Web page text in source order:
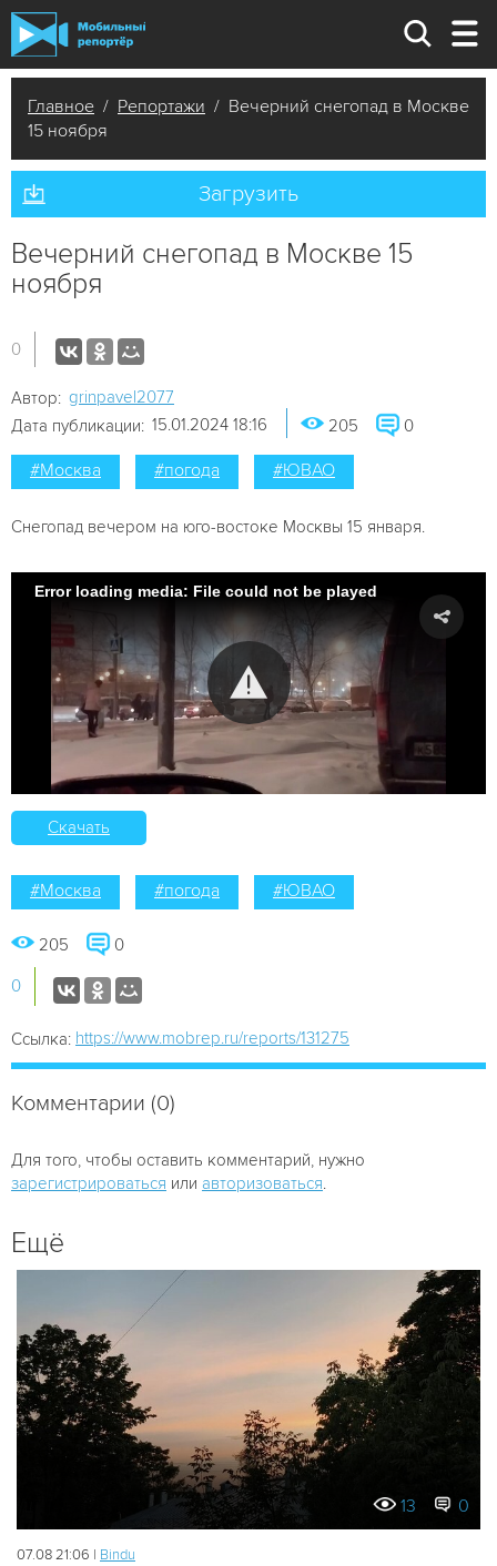
Главное / Репортажи / Вечерний снегопад в Москве
15 ноября
Загрузить
Вечерний снегопад в Москве 15
ноября
0
Автор: grinpavel2077
Дата публикации: 15.01.2024 18:16 205 0
#Москва #погода #ЮВАО
Снегопад вечером на юго-востоке Москвы 15 января.
Error loading media: File could not be played
Скачать
#Москва #погода #ЮВАО
205 0
0
Ссылка: https://www.mobrep.ru/reports/131275
Комментарии (0)
Для того, чтобы оставить комментарий, нужно
зарегистрироваться или авторизоваться
Ещё
13 0
07.08 21:06 | Bindu